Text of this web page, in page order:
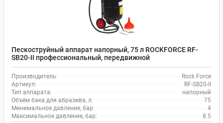
Пескоструйный аппарат напорный, 75 л ROCKFORCE RF-
SB20-II профессиональный, передвижной
Производитель:
Rock Force
Артикул:
RF-SB20-II
Тип аппарата:
напорный
Объём бака для абразива, л:
75
Минимальное давление, бар:
4
Максимальное давление, бар:
8.5